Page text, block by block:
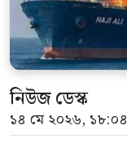
নিউজ ডেস্ক
১৪ মে ২০২৬, ১৮:০৪